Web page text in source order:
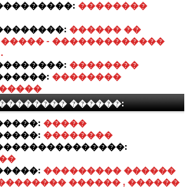
��������
������ ��
- �������������
��������
��������
������:
�����
��������
��������� ������
������ , ������